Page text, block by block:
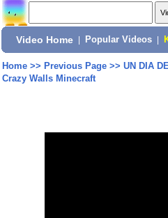
Video Home Popular Videos
Home>> Previous Page>> UN DIA
Crazy Walls Minecraft